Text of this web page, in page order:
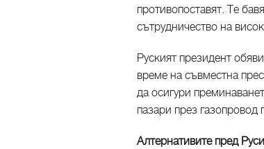
противопоставят. Те
сътрудничество на
Руският президент
време на съвместна
да осигури
пазари през
Алтернативите пред